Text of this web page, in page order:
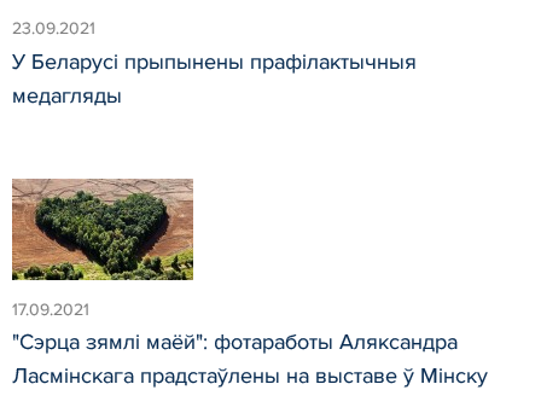
23.09.2021
У Беларусі прыпынены прафілактычныя
медагляды
17.09.2021
"Сэрца зямлі маёй": фотаработы Аляксандра
Ласмінскага прадстаўлены на выставе ў Мінску